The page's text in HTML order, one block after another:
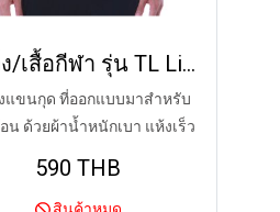
เสื้อวิ่ง/เสื้อกีฬา รุ่น TL Lite (YELLOW)
แขนกุด ที่ออกแบบมาสำหรับ
อน ด้วยผ้าน้ำหนักเบา แห้งเร็ว
590 THB